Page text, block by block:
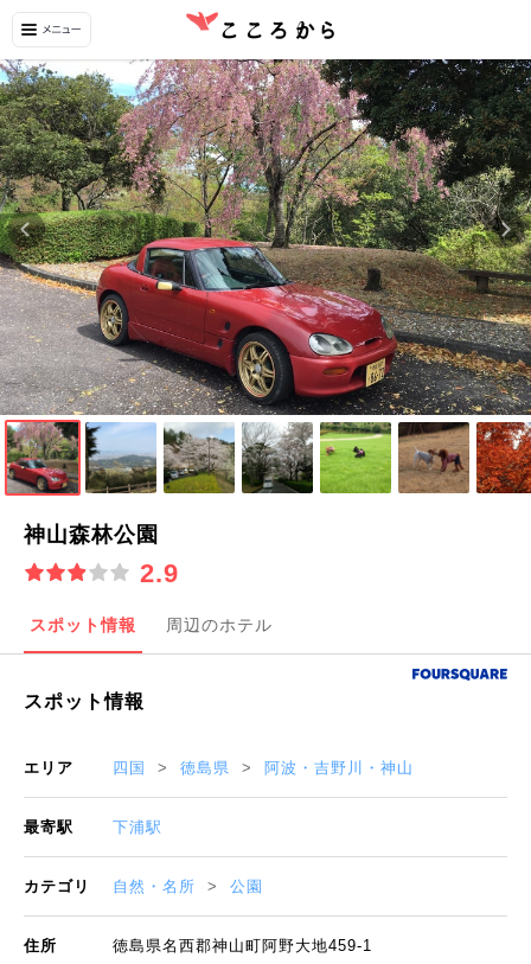
神山森林公園
2.9
スポット情報 周辺のホテル
スポット情報
エリア 四国 徳島県 阿波・吉野川・神山
最寄駅 下浦駅
カテゴリ 自然・名所 公園
住所 徳島県名西郡神山町阿野大地459-1